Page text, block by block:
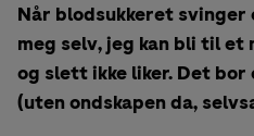
Når blodsukkeret
meg selv, jeg kan bli til et
og slett ikke liker. Det bor
(uten ondskapen da,